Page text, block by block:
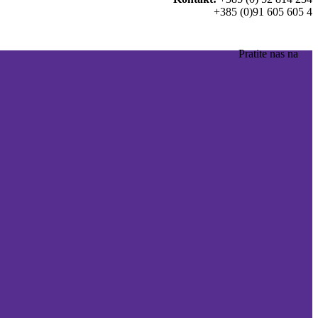
+385 (0)91 605 605 4
Pratite nas na